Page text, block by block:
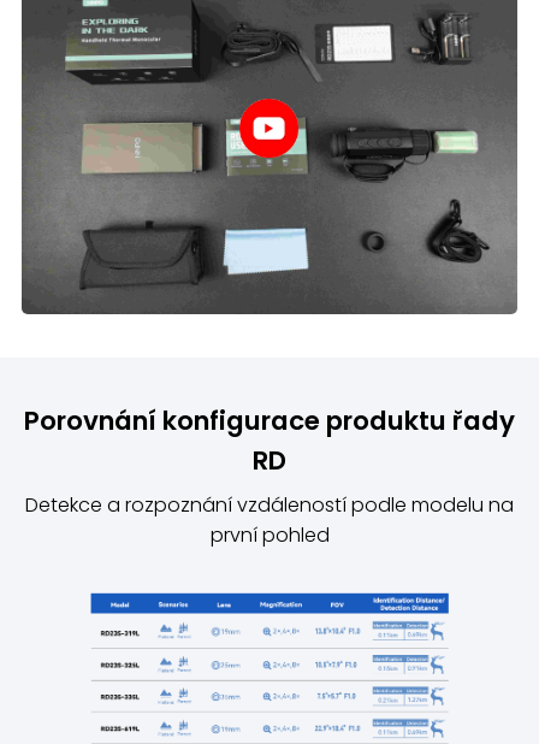
Porovnání konfigurace produktu řady
RD
Detekce a rozpoznání vzdáleností podle modelu na
první pohled